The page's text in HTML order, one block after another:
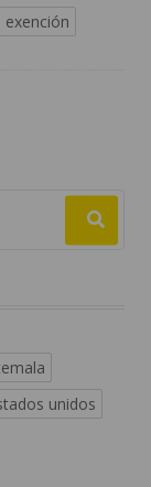
exención
unidos